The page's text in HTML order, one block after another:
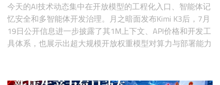
今天的AI技术动态集中在开放模型的工程化入口、智能体记
忆安全和多智能体开发治理。月之暗面发布Kimi K3后，7月
19日公开信息进一步披露了其1M上下文、API价格和开发工
具体系，也展示出超大规模开放权重模型对算力与部署能力